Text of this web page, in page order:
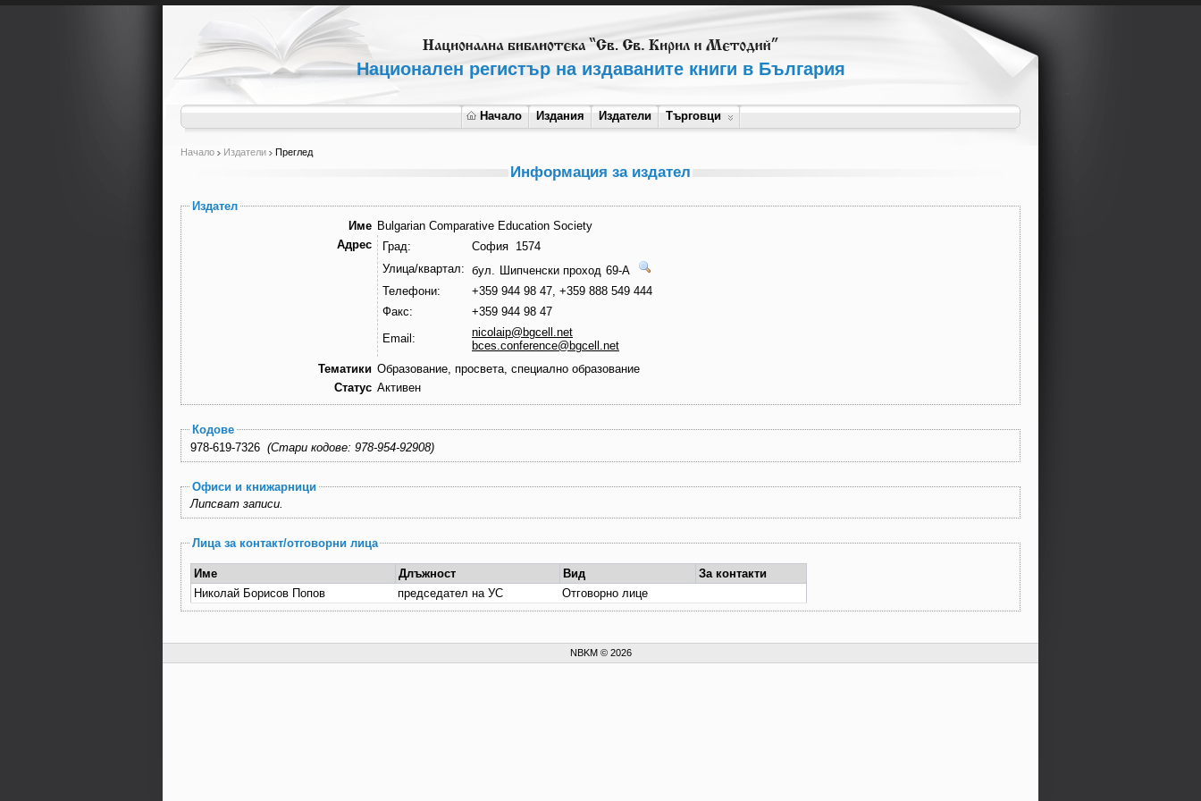
Национален регистър на издаваните книги в България
Начало Издания Издатели Търговци
Начало Издатели Преглед
Информация за издател
Издател
Име Bulgarian Comparative Education Society
Адрес
Град:
София 1574
Улица/квартал: бул. Шипченски проход 69-А
Телефони:
+359 944 98 47, +359 888 549 444
Факс:
+359 944 98 47
Email:
nicolaip@bgcell.net
bces.conference@bgcell.net
Тематики Образование, просвета, специално образование
Статус Активен
Кодове
(Стари кодове: 978-954-92908)
Офиси и книжарници
Липсват записи.
Лица за контакт/отговорни лица
Име Длъжност Вид
За контакти
Николай Борисов Попов
председател на УС Отговорно лице
NBKM © 2026